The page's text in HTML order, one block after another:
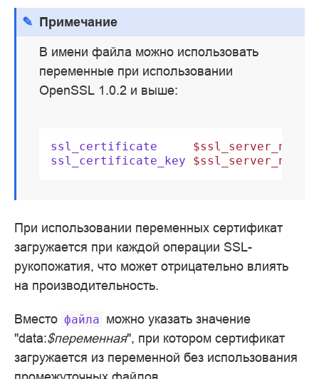
Примечание
В имени файла можно использовать
переменные при использовании
OpenSSL 1.0.2 и выше:
ssl_certificate
ssl_certificate_key
При использовании переменных сертификат
загружается при каждой операции SSL-
рукопожатия, что может отрицательно влиять
на производительность.
Вместо файла можно указать значение
"data:$переменная", при котором сертификат
загружается из переменной без использования